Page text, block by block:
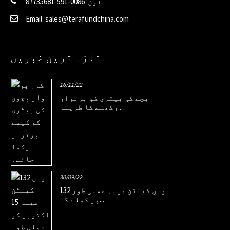
Email: sales@terafundchina.com
تازہ ترین خبریں
16/11/22
بچے کی بیٹری کو برقرار
رکھنے کا طریقہ...
30/09/22
132 واں کینٹن میلہ عملی طور
پر کھلے گا...